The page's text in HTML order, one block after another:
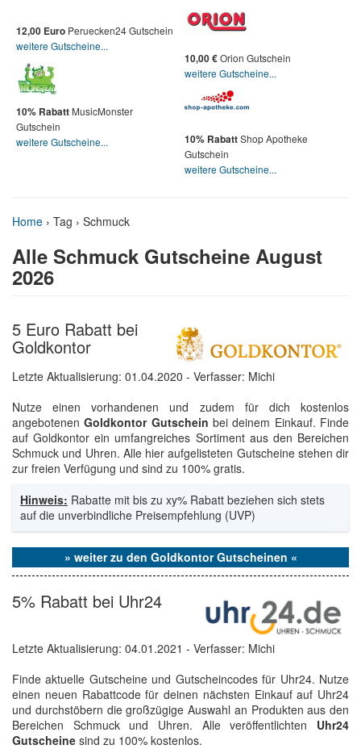
12,00 Euro Peruecken24 Gutschein
weitere Gutscheine...
10% Rabatt MusicMonster
Gutschein
weitere Gutscheine...
10,00 €Orion Gutschein
weitere Gutscheine...
10% RabattShop Apotheke
Gutschein
weitere Gutscheine...
Home › Tag › Schmuck
Alle Schmuck Gutscheine August
2026
5 Euro Rabatt bei
Goldkontor
Letzte Aktualisierung: 01.04.2020 - Verfasser: Michi
Nutze einen vorhandenen und zudem für dich kostenlos
angebotenenGoldkontor Gutschein bei deinem Einkauf. Finde
auf Goldkontor ein umfangreiches Sortiment aus den Bereichen
Schmuck und Uhren. Alle hier aufgelisteten Gutscheine stehen dir
zur freien Verfügung und sind zu 100% gratis.
Hinweis: Rabatte mit bis zu xy% Rabatt beziehen sich stets
auf die unverbindliche Preisempfehlung (UVP)
» weiter zu den Goldkontor Gutscheinen «
5% Rabatt bei Uhr24
Letzte Aktualisierung: 04.01.2021 - Verfasser: Michi
Finde aktuelle Gutscheine und Gutscheincodes für Uhr24. Nutze
einen neuen Rabattcode für deinen nächsten Einkauf auf Uhr24
und durchstöbern die großzügige Auswahl an Produkten aus den
Bereichen Schmuck und Uhren. Alle veröffentlichten Uhr24
Gutscheine sind zu 100% kostenlos.